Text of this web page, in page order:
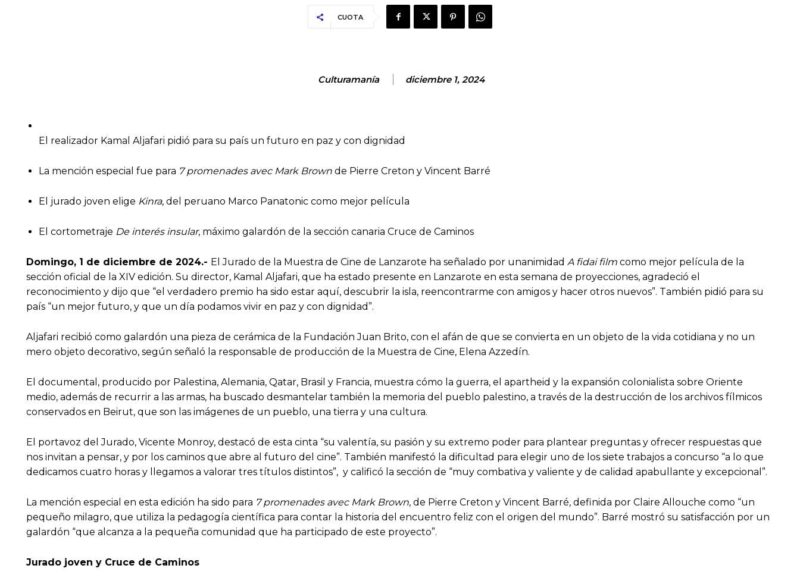
CUOTA
Culturamanía diciembre 1, 2024
El realizador Kamal Aljafari pidió para su país un futuro en paz y con dignidad
La mención especial fue para 7 promenades avec Mark Brown de Pierre Creton y Vincent Barré
El jurado joven elige Kinra, del peruano Marco Panatonic como mejor película
El cortometraje De interés insular, máximo galardón de la sección canaria Cruce de Caminos
Domingo, 1 de diciembre de 2024.- El Jurado de la Muestra de Cine de Lanzarote ha señalado por unanimidad A fidai film como mejor película de la
sección oficial de la XIV edición. Su director, Kamal Aljafari, que ha estado presente en Lanzarote en esta semana de proyecciones, agradeció el
reconocimiento y dijo que “el verdadero premio ha sido estar aquí, descubrir la isla, reencontrarme con amigos y hacer otros nuevos”. También pidió para su
país “un mejor futuro, y que un día podamos vivir en paz y con dignidad”.
Aljafari recibió como galardón una pieza de cerámica de la Fundación Juan Brito, con el afán de que se convierta en un objeto de la vida cotidiana y no un
mero objeto decorativo, según señaló la responsable de producción de la Muestra de Cine, Elena Azzedín.
El documental, producido por Palestina, Alemania, Qatar, Brasil y Francia, muestra cómo la guerra, el apartheid y la expansión colonialista sobre Oriente
medio, además de recurrir a las armas, ha buscado desmantelar también la memoria del pueblo palestino, a través de la destrucción de los archivos fílmicos
conservados en Beirut, que son las imágenes de un pueblo, una tierra y una cultura.
El portavoz del Jurado, Vicente Monroy, destacó de esta cinta “su valentía, su pasión y su extremo poder para plantear preguntas y ofrecer respuestas que
nos invitan a pensar, y por los caminos que abre al futuro del cine”. También manifestó la dificultad para elegir uno de los siete trabajos a concurso “a lo que
dedicamos cuatro horas y llegamos a valorar tres títulos distintos”, y calificó la sección de “muy combativa y valiente y de calidad apabullante y excepcional”.
La mención especial en esta edición ha sido para 7 promenades avec Mark Brown, de Pierre Creton y Vincent Barré, definida por Claire Allouche como “un
pequeño milagro, que utiliza la pedagogía científica para contar la historia del encuentro feliz con el origen del mundo”. Barré mostró su satisfacción por un
galardón “que alcanza a la pequeña comunidad que ha participado de este proyecto”.
Jurado joven y Cruce de Caminos